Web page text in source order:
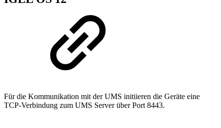
Für die Kommunikation mit der UMS initiieren die Geräte eine
TCP-Verbindung zum UMS Server über Port 8443.